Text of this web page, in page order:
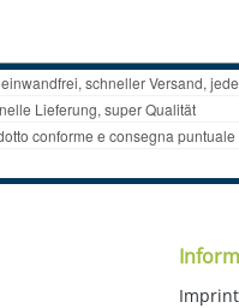
Imprint